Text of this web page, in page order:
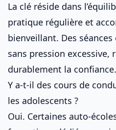
La clé réside dans
pratique régulière et
bienveillant. Des
sans pression excessive,
durablement la confiance.
Y a-t-il des cours de
les adolescents ?
Oui. Certaines auto-